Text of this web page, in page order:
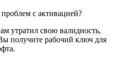
с активацией?
утратил свою валидность,
получите рабочий ключ для